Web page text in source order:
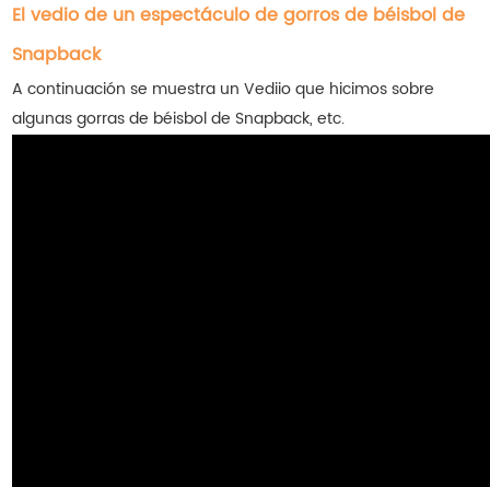
El vedio de un espectáculo de gorros de béisbol de
Snapback
A continuación se muestra un Vediio que hicimos sobre
algunas gorras de béisbol de Snapback, etc.